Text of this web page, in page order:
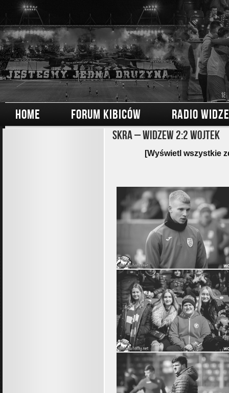
HOME FORUM KIBICÓW RADIO
Skra – Widzew 2:2 Wojtek
[Wyświetl wszystkie